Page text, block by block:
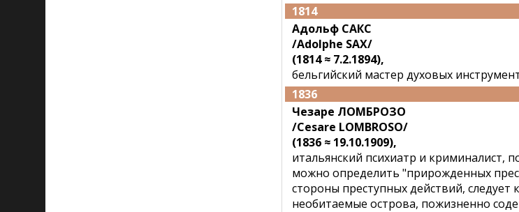
1814
Адольф САКС
/Adolphe SAX/
(1814 ≈ 7.2.1894),
бельгийский мастер духовых
1836
Чезаре ЛОМБРОЗО
/Cesare LOMBROSO/
(1836 ≈ 19.10.1909),
итальянский психиатр и криминалист,
можно определить "прирожденных
стороны преступных действий,
необитаемые острова, пожизненно